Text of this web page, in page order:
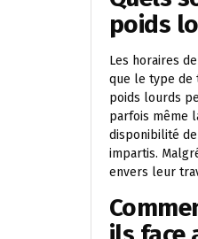
poids
Les horaires
que le type de
poids lourds
parfois même
disponibilité
impartis.
envers leur